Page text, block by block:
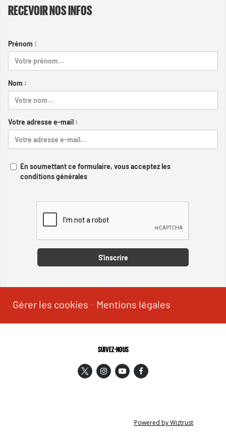
RECEVOIR NOS INFOS
Prénom :
Nom :
Votre adresse e-mail :
En soumettant ce formulaire, vous acceptez les
conditions générales
S'inscrire
Gérer les cookies - Mentions légales
SUIVEZ-NOUS
Powered by Wiztrust